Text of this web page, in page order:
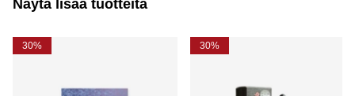
Näytä lisää tuotteita
30% 30%